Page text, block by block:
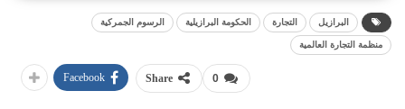
البرازيل التجارة الحكومة البرازيلية الرسوم الجمركية
منظمة التجارة العالمية
0
Share
Facebook